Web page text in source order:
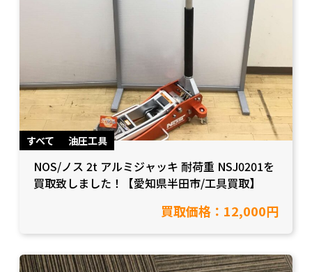
すべて 油圧工具
NOS/ノス 2t アルミジャッキ 耐荷重 NSJ0201を
買取致しました！【愛知県半田市/工具買取】
買取価格：12,000円